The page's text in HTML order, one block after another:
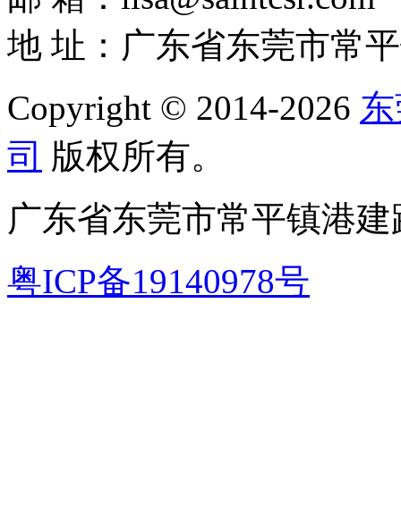
地 址：广东省东莞市常
Copyright © 2014-2026
司 版权所有。
广东省东莞市常平镇港建
粤ICP备19140978号